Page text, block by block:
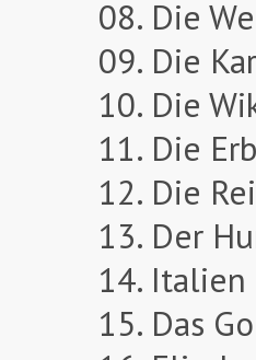
08. Die
09. Die
10. Die
11. Die
12. Die
13. Der
14. Italien
15. Das